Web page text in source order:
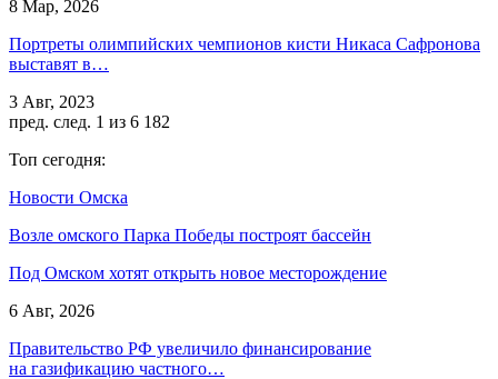
8 Мар, 2026
Портреты олимпийских чемпионов кисти Никаса Сафронова
выставят в…
3 Авг, 2023
пред. след. 1 из 6 182
Топ сегодня:
Новости Омска
Возле омского Парка Победы построят бассейн
Под Омском хотят открыть новое месторождение
6 Авг, 2026
Правительство РФ увеличило финансирование
на газификацию частного…